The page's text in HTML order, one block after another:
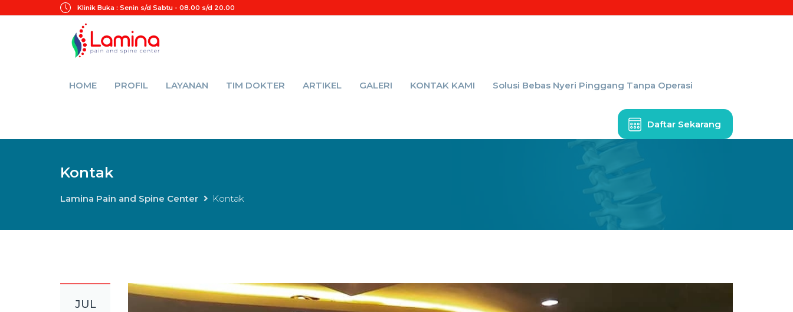
Klinik Buka : Senin s/d Sabtu - 08.00 s/d 20.00
HOME PROFIL LAYANAN TIM DOKTER ARTIKEL GALERI KONTAK KAMI Solusi Bebas Nyeri Pinggang Tanpa Operasi
Daftar Sekarang
Kontak
Lamina Pain and Spine Center Kontak
JUL